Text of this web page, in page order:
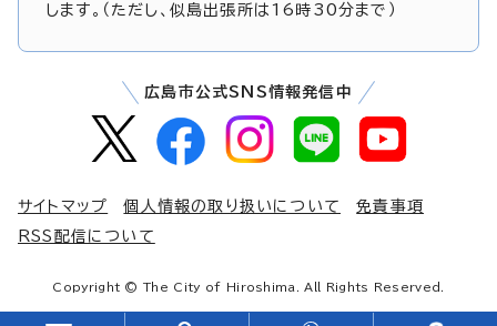
します。（ただし、似島出張所は16時30分まで）
広島市公式SNS情報発信中
サイトマップ 個人情報の取り扱いについて
免責事項
RSS配信について
Copyright © The City of Hiroshima. All Rights Reserved.